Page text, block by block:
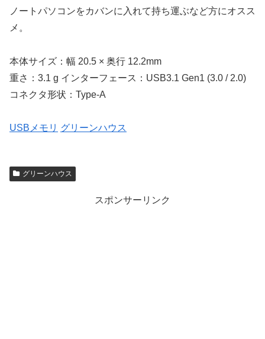
ノートパソコンをカバンに入れて持ち運ぶなど方にオスス
メ。
本体サイズ：幅 20.5 × 奥行 12.2mm
重さ：3.1 g インターフェース：USB3.1 Gen1 (3.0 / 2.0)
コネクタ形状：Type-A
USBメモリ グリーンハウス
グリーンハウス
スポンサーリンク